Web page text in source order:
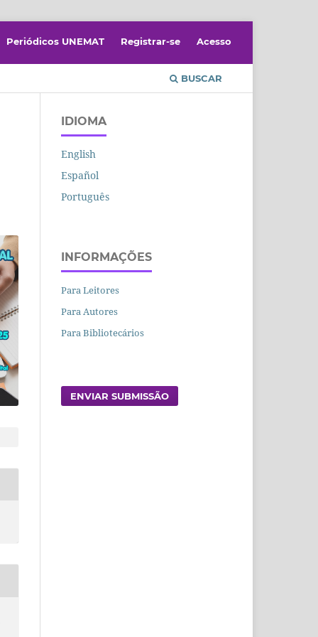
BUSCAR
Periódicos UNEMAT Registrar-se Acesso
IDIOMA
English
Español
Português
INFORMAÇÕES
Para Leitores
Para Autores
Para Bibliotecários
ENVIAR SUBMISSÃO